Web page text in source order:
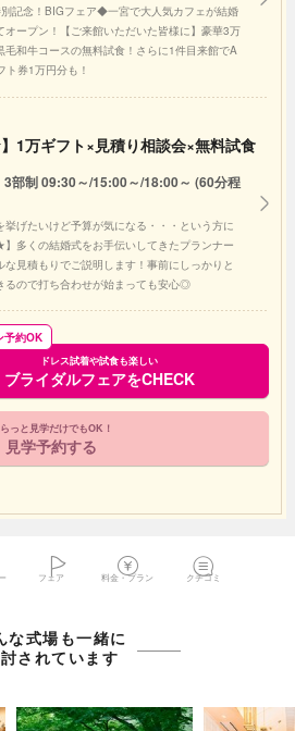
記念！BIGフェア◆一宮で大人気カフェが結婚
オープン！【ご来館いただいた皆様に】豪華3万
毛和牛コースの無料試食！さらに1件目来館でA
ト券1万円分も！
1万ギフト×見積り相談会×無料試食
3部制 09:30～/15:00～/18:00～ (60分程
挙げたいけど予算が気になる・・・という方に
多くの結婚式をお手伝いしてきたプランナー
な見積もりでご説明します！事前にしっかりと
るので打ち合わせが始まっても安心◎
ドレス試着や試食も楽しい
ブライダルフェアをCHECK
予約OK
っと見学だけでもOK！
見学予約する
フェア 料金・プラン クチコミ
な式場も一緒に
されています